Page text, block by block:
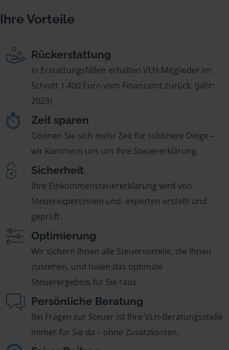
Ihre Vorteile
Rückerstattung
In Erstattungsfällen erhalten VLH-Mitglieder im
Schnitt 1.400 Euro vom Finanzamt zurück. (Jahr:
2023)
Zeit sparen
Gönnen Sie sich mehr Zeit für schönere Dinge –
wir kümmern uns um Ihre Steuererklärung.
Sicherheit
Ihre Einkommensteuererklärung wird von
Steuerexpertinnen und -experten erstellt und
geprüft.
Optimierung
Wir sichern Ihnen alle Steuervorteile, die Ihnen
zustehen, und holen das optimale
Steuerergebnis für Sie raus.
Persönliche Beratung
Bei Fragen zur Steuer ist Ihre VLH-Beratungsstelle
immer für Sie da – ohne Zusatzkosten.